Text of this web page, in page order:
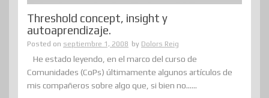
Threshold concept, insight y
autoaprendizaje.
Posted on septiembre 1, 2008 by Dolors Reig
He estado leyendo, en el marco del curso de
Comunidades (CoPs) últimamente algunos artículos de
mis compañeros sobre algo que, si bien no......